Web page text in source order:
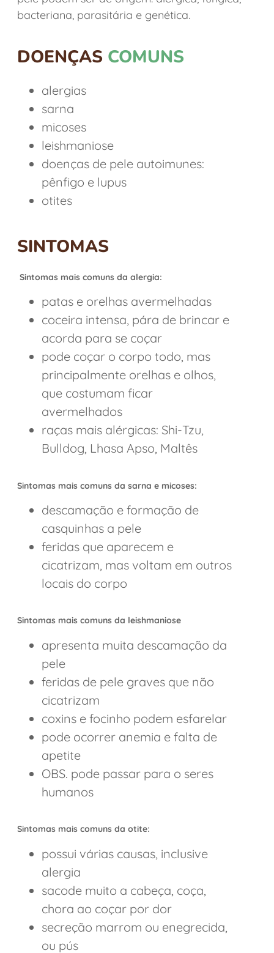
bacteriana, parasitária e genética.
DOENÇAS COMUNS
alergias
sarna
micoses
leishmaniose
doenças de pele autoimunes:
pênfigo e lupus
otites
SINTOMAS
Sintomas mais comuns da alergia:
patas e orelhas avermelhadas
coceira intensa, pára de brincar e
acorda para se coçar
pode coçar o corpo todo, mas
principalmente orelhas e olhos,
que costumam ficar
avermelhados
raças mais alérgicas: Shi-Tzu,
Bulldog, Lhasa Apso, Maltês
Sintomas mais comuns da sarna e micoses:
descamação e formação de
casquinhas a pele
feridas que aparecem e
cicatrizam, mas voltam em outros
locais do corpo
Sintomas mais comuns da leishmaniose
apresenta muita descamação da
pele
feridas de pele graves que não
cicatrizam
coxins e focinho podem esfarelar
pode ocorrer anemia e falta de
apetite
OBS. pode passar para o seres
humanos
Sintomas mais comuns da otite:
possui várias causas, inclusive
alergia
sacode muito a cabeça, coça,
chora ao coçar por dor
secreção marrom ou enegrecida,
ou pús